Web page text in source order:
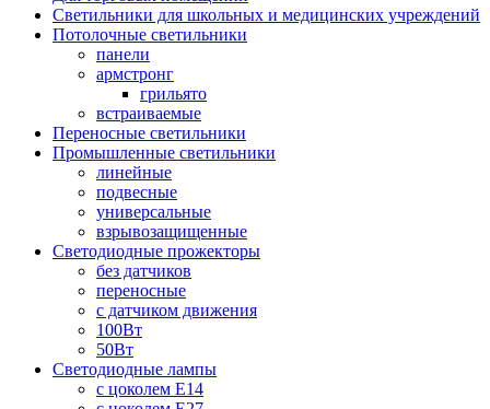
Светильники для школьных и медицинских учреждений
Потолочные светильники
панели
армстронг
грильято
встраиваемые
Переносные светильники
Промышленные светильники
линейные
подвесные
универсальные
взрывозащищенные
Светодиодные прожекторы
без датчиков
переносные
с датчиком движения
100Вт
50Вт
Светодиодные лампы
с цоколем E14